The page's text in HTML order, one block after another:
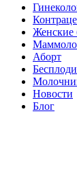
Женские
Аборт
Новости
Блог